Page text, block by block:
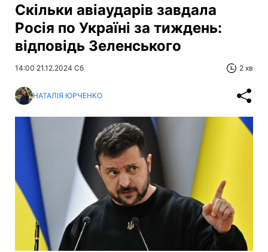
Скільки авіаударів завдала
Росія по Україні за тиждень:
відповідь Зеленського
14:00 21.12.2024 Сб 2 хв
НАТАЛІЯ ЮРЧЕНКО